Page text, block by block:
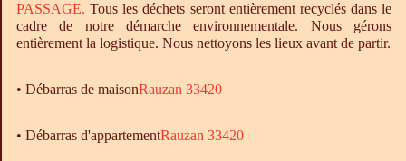
PASSAGE. Tous les déchets seront entièrement recyclés dans le
cadre de notre démarche environnementale. Nous gérons
entièrement la logistique. Nous nettoyons les lieux avant de partir.
• Débarras de maisonRauzan 33420
• Débarras d'appartementRauzan 33420